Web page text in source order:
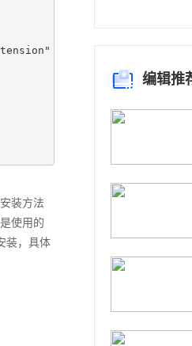
编辑推
=>
装方法
使用的
装，具体